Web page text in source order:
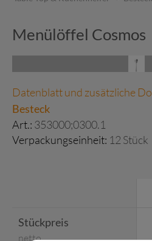
Menülöffel Cosmos
Datenblatt und zusätzliche
Besteck
Art.: 353000;0300.1
Verpackungseinheit: 12 Stück
Stückpreis
netto